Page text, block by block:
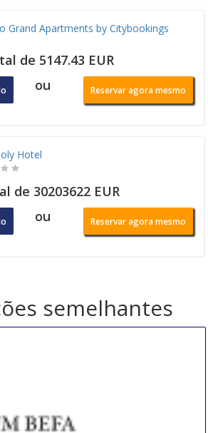
Grand Apartments by Citybookings
de 5147.43 EUR
ou Reservar agora mesmo
Hotel
de 30203622 EUR
ou Reservar agora mesmo
semelhantes